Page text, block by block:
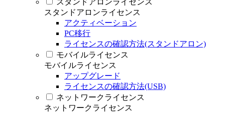
スタンドアロンライセンス
スタンドアロンライセンス
アクティベーション
PC移行
ライセンスの確認方法(スタンドアロン)
モバイルライセンス
モバイルライセンス
アップグレード
ライセンスの確認方法(USB)
ネットワークライセンス
ネットワークライセンス